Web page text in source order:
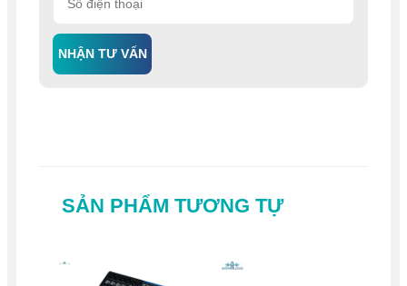
NHẬN TƯ VẤN
SẢN PHẨM TƯƠNG TỰ